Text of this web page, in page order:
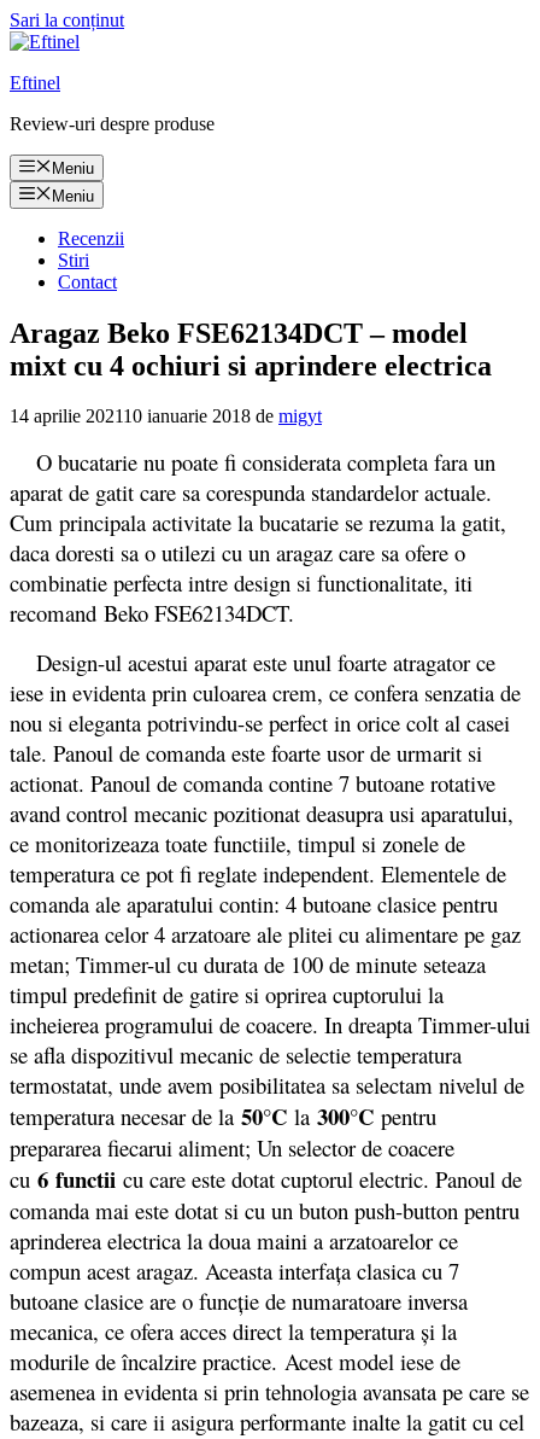
Sari la conținut
Eftinel
Review-uri despre produse
Meniu
Meniu
Recenzii
Stiri
Contact
Aragaz Beko FSE62134DCT – model
mixt cu 4 ochiuri si aprindere electrica
14 aprilie 202110 ianuarie 2018 de migyt
O bucatarie nu poate fi considerata completa fara un
aparat de gatit care sa corespunda standardelor actuale.
Cum principala activitate la bucatarie se rezuma la gatit,
daca doresti sa o utilezi cu un aragaz care sa ofere o
combinatie perfecta intre design si functionalitate, iti
recomand Beko FSE62134DCT.
Design-ul acestui aparat este unul foarte atragator ce
iese in evidenta prin culoarea crem, ce confera senzatia de
nou si eleganta potrivindu-se perfect in orice colt al casei
tale. Panoul de comanda este foarte usor de urmarit si
actionat. Panoul de comanda contine 7 butoane rotative
avand control mecanic pozitionat deasupra usi aparatului,
ce monitorizeaza toate functiile, timpul si zonele de
temperatura ce pot fi reglate independent. Elementele de
comanda ale aparatului contin: 4 butoane clasice pentru
actionarea celor 4 arzatoare ale plitei cu alimentare pe gaz
metan; Timmer-ul cu durata de 100 de minute seteaza
timpul predefinit de gatire si oprirea cuptorului la
incheierea programului de coacere. In dreapta Timmer-ului
se afla dispozitivul mecanic de selectie temperatura
termostatat, unde avem posibilitatea sa selectam nivelul de
temperatura necesar de la 50°C la 300°C pentru
prepararea fiecarui aliment; Un selector de coacere
cu 6 functii cu care este dotat cuptorul electric. Panoul de
comanda mai este dotat si cu un buton push-button pentru
aprinderea electrica la doua maini a arzatoarelor ce
compun acest aragaz. Aceasta interfaţa clasica cu 7
butoane clasice are o funcţie de numaratoare inversa
mecanica, ce ofera acces direct la temperatura şi la
modurile de încalzire practice. Acest model iese de
asemenea in evidenta si prin tehnologia avansata pe care se
bazeaza, si care ii asigura performante inalte la gatit cu cel